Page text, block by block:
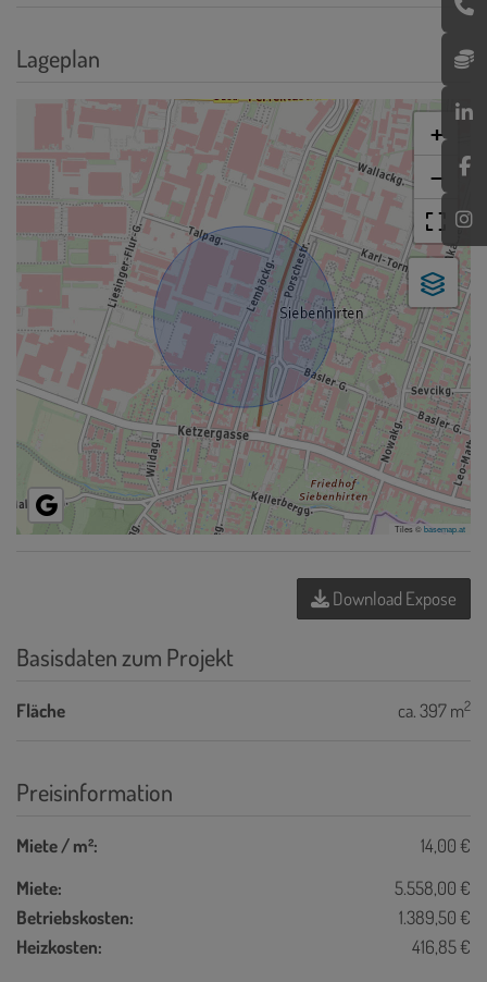
Lageplan
+
−
Tiles ©basemap.at
Download Expose
Basisdaten zum Projekt
Fläche ca. 397 m2
Preisinformation
Miete / m²:
14,00 €
Miete:
5.558,00 €
Betriebskosten:
1.389,50 €
Heizkosten:
416,85 €